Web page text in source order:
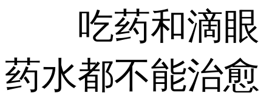
吃药和滴眼
药水都不能治愈